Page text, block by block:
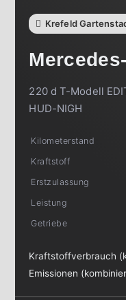
Krefeld
220 d T-Modell
HUD-NIGH
Kilometerstand
Kraftstoff
Erstzulassung
Leistung
Getriebe
Kraftstoffverbrauch
Emissionen